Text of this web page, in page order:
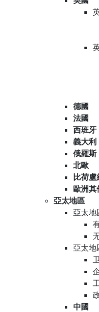
德國
法國
西班牙
義大利
俄羅斯
北歐
比荷
歐洲其
亞太地區
亞太地
亞太地
中國